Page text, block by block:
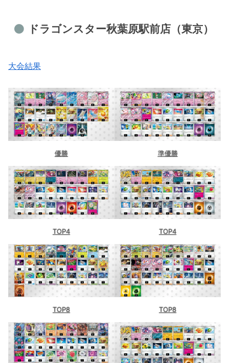
ドラゴンスター秋葉原駅前店（東京）
大会結果
優勝 準優勝
TOP4 TOP4
TOP8 TOP8